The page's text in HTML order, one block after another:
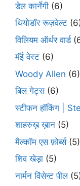
डेल कार्नेगी (6)
थियोडॉर रूज़वेल्ट
विलियम ऑर्थर वार्ड
मॅई वेस्ट (6)
Woody Allen (6)
बिल गेट्स(6)
स्टीफन हॉकिंग |
शाहरुख़ ख़ान (5)
मैल्कॉम एस फ़ोर्ब्स(5)
शिव खेड़ा (5)
नार्मन विंसेन्ट पील